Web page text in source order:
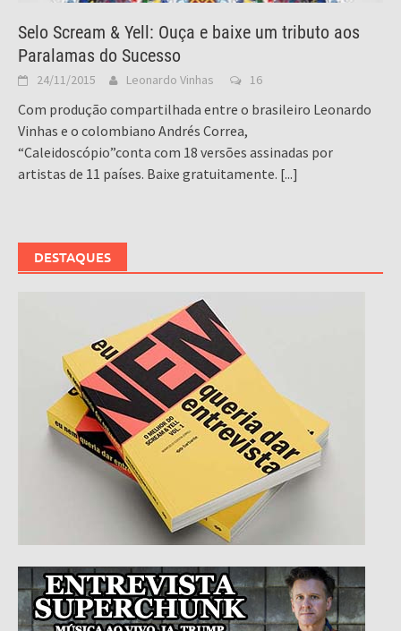
Selo Scream & Yell: Ouça e baixe um tributo aos
Paralamas do Sucesso
24/11/2015 Leonardo Vinhas 16
Com produção compartilhada entre o brasileiro Leonardo
Vinhas e o colombiano Andrés Correa,
“Caleidoscópio”conta com 18 versões assinadas por
artistas de 11 países. Baixe gratuitamente. [...]
DESTAQUES